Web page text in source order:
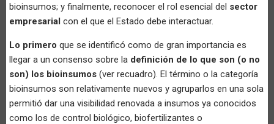
bioinsumos; y finalmente, reconocer el rol esencial del sector
empresarial con el que el Estado debe interactuar.
Lo primero que se identificó como de gran importancia es
llegar a un consenso sobre la definición de lo que son (o no
son) los bioinsumos (ver recuadro). El término o la categoría
bioinsumos son relativamente nuevos y agruparlos en una sola
permitió dar una visibilidad renovada a insumos ya conocidos
como los de control biológico, biofertilizantes o